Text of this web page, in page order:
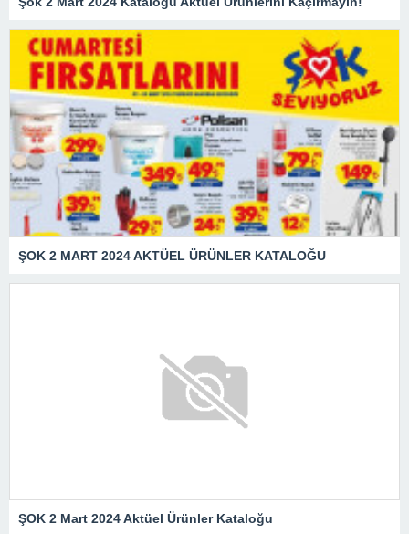
ŞOK 2 MART 2024 AKTÜEL ÜRÜNLER KATALOĞU
ŞOK 2 Mart 2024 Aktüel Ürünler Kataloğu